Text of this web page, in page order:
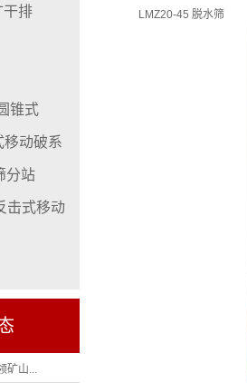
干排
锥式
移动破系
分站
击式移动
矿山...
LMZ20-45 脱水筛